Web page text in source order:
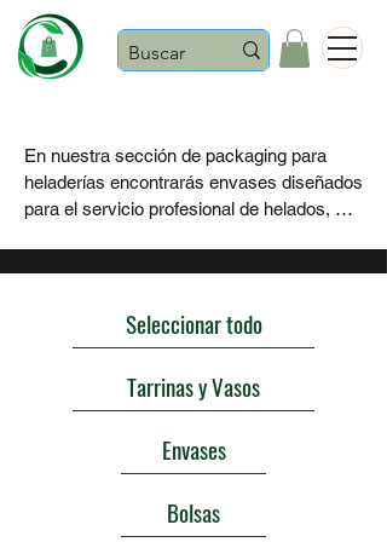
En nuestra sección de packaging para
heladerías encontrarás envases diseñados
para el servicio profesional de helados,
envases para postres fríos, cucharillas y
facilitar un servicio rápido, higiénico y
cómodo, especialmente en épocas de
Seleccionar todo
Tarrinas y Vasos
Envases
Bolsas